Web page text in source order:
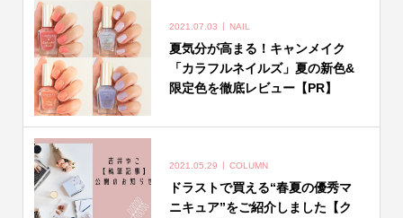
2021.07.03 NAIL
夏気分が高まる！キャンメイク
「カラフルネイルズ」夏の新色&
限定色を徹底レビュー【PR】
2021.05.29 COLUMN
ドラストで買える“春夏の優秀マ
ニキュア”をご紹介しました【ク